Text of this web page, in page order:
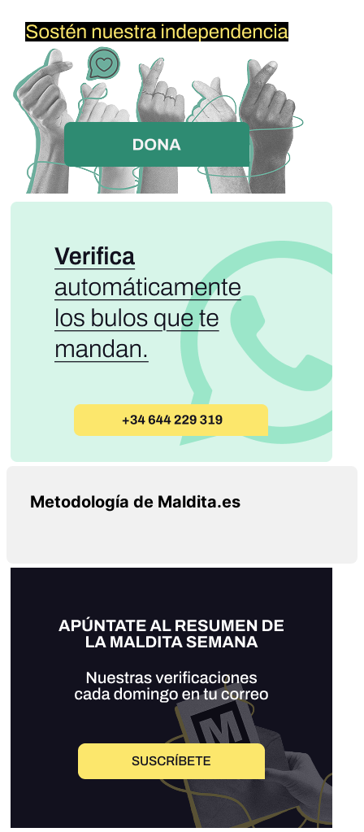
Metodología de Maldita.es